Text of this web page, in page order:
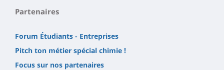
Partenaires
Forum Étudiants - Entreprises
Pitch ton métier spécial chimie !
Focus sur nos partenaires